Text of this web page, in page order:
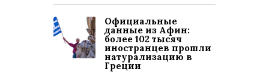
Официальные
данные из Афин:
более 102 тысяч
иностранцев прошли
натурализацию в
Греции